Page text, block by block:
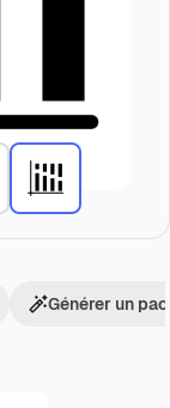
Générer un